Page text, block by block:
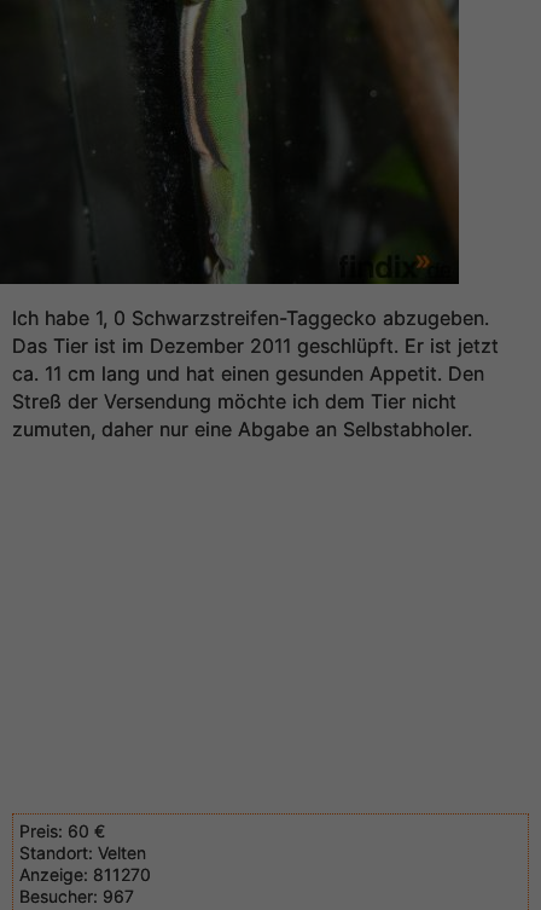
Ich habe 1, 0 Schwarzstreifen-Taggecko abzugeben.
Das Tier ist im Dezember 2011 geschlüpft. Er ist jetzt
ca. 11 cm lang und hat einen gesunden Appetit. Den
Streß der Versendung möchte ich dem Tier nicht
zumuten, daher nur eine Abgabe an Selbstabholer.
Preis: 60 €
Standort: Velten
Anzeige: 811270
Besucher: 967